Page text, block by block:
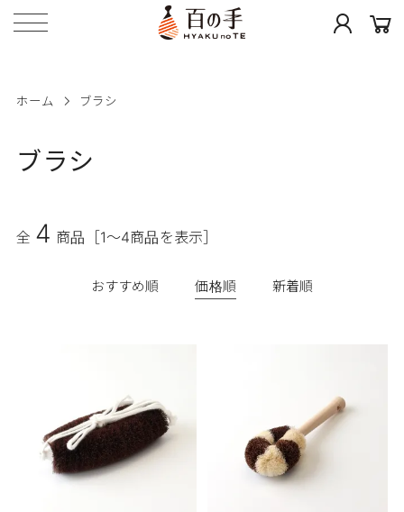
ホーム ブラシ
ブラシ
全 4 商品 ［1～4商品を表示］
おすすめ順 価格順 新着順